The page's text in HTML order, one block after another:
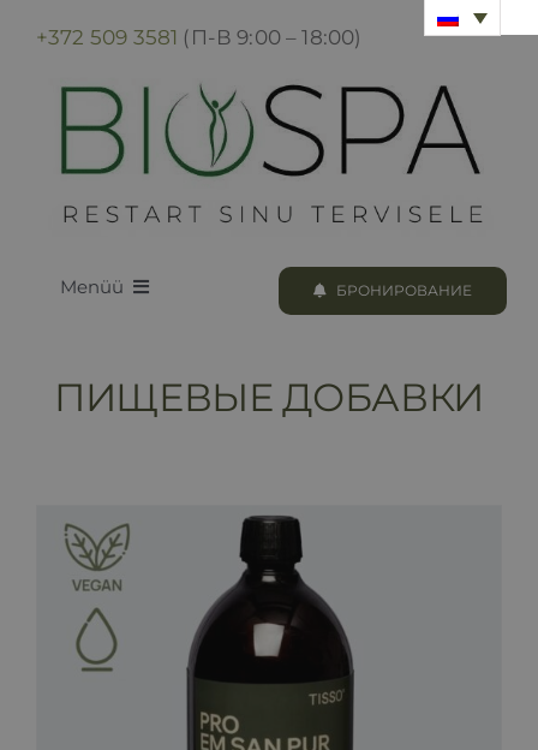
content
+372 509 3581 (П-В 9:00 – 18:00)
Menüü
ПРАЙС-ЛИСТ
БЛОГ
БРОНИРОВАНИЕ
ПИЩЕВЫЕ ДОБАВКИ